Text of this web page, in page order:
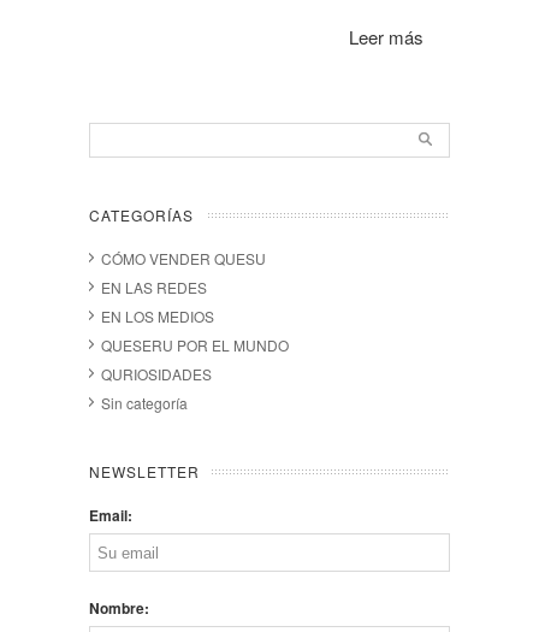
Leer más
CATEGORÍAS
CÓMO VENDER QUESU
EN LAS REDES
EN LOS MEDIOS
QUESERU POR EL MUNDO
QURIOSIDADES
Sin categoría
NEWSLETTER
Email:
Nombre: